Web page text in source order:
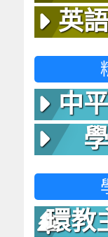
英
中
環教